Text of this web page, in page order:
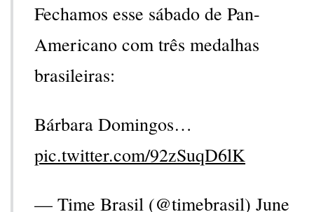
Fechamos esse sábado de Pan-
Americano com três medalhas
brasileiras:
Bárbara Domingos…
pic.twitter.com/92zSuqD6lK
— Time Brasil (@timebrasil) June